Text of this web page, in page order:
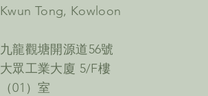
Kwun Tong, Kowloon
九龍觀塘開源道56號
大眾工業大廈 5/F樓
（01）室